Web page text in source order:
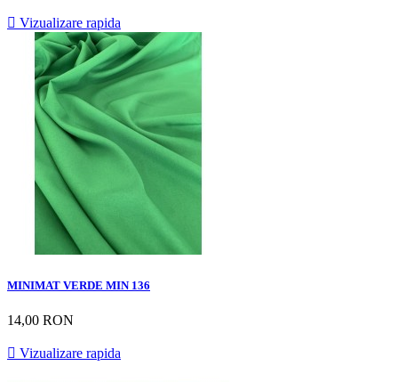
 Vizualizare rapida
MINIMAT VERDE MIN 136
14,00 RON
 Vizualizare rapida